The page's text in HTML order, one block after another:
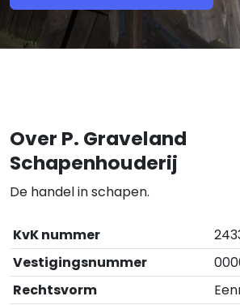
Over P. Graveland
Schapenhouderij
De handel in schapen.
KvK nummer
Vestigingsnummer
Rechtsvorm